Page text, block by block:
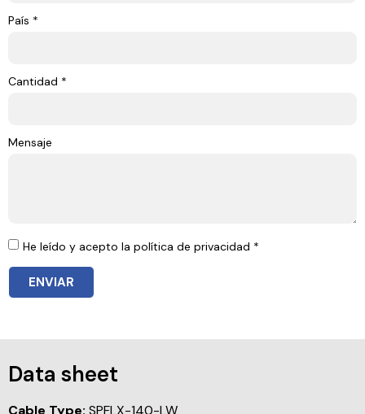
País *
Cantidad *
Mensaje
He leído y acepto la política de privacidad *
ENVIAR
Data sheet